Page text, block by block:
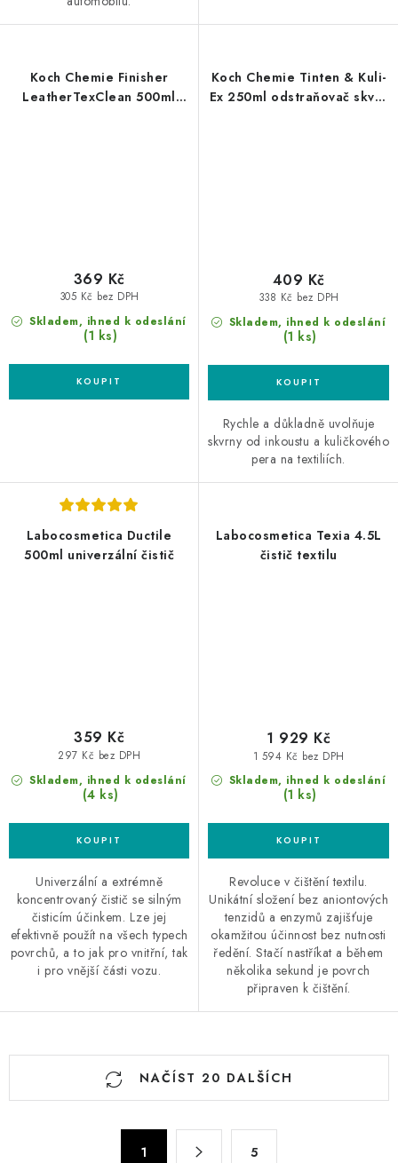
Koch Chemie Finisher
LeatherTexClean 500ml
Skladem, ihned k odeslání
(1 ks)
305 Kč bez DPH
369 Kč
Koch Chemie Tinten & Kuli-
Ex 250ml odstraňovač skvrn
Skladem, ihned k odeslání
(1 ks)
338 Kč bez DPH
409 Kč
Rychle a důkladně uvolňuje
skvrny od inkoustu a kuličkového
pera na textiliích.
Labocosmetica Ductile
500ml univerzální čistič
Skladem, ihned k odeslání
(4 ks)
297 Kč bez DPH
359 Kč
Univerzální a extrémně
koncentrovaný čistič se silným
čisticím účinkem. Lze jej
efektivně použít na všech typech
povrchů, a to jak pro vnitřní, tak
i pro vnější části vozu.
Labocosmetica Texia 4.5L
čistič textilu
Skladem, ihned k odeslání
(1 ks)
1 594 Kč bez DPH
1 929 Kč
Revoluce v čištění textilu.
Unikátní složení bez aniontových
tenzidů a enzymů zajišťuje
okamžitou účinnost bez nutnosti
ředění. Stačí nastříkat a během
několika sekund je povrch
připraven k čištění.
NAČÍST 20 DALŠÍCH
1 5